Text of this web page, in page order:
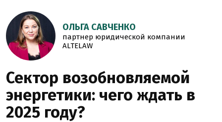
ОЛЬГА САВЧЕНКО
партнер юридической компании
ALTELAW
Сектор возобновляемой
энергетики: чего ждать в
2025 году?